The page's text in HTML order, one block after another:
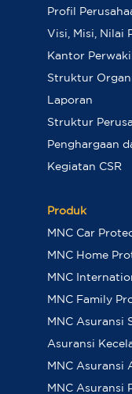
Profil
Visi, Misi, Nilai
Kantor
Struktur
Laporan
Struktur
Penghargaan
Kegiatan CSR
Produk
MNC Car
MNC Home
MNC
MNC Family
MNC Asuransi
Asuransi
MNC Asuransi
MNC Asuransi